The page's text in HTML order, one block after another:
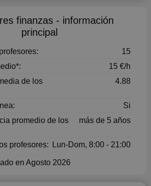
finanzas - información
principal
15
15 €/h
de los
4.88
Si
promedio de los
más de 5 años
profesores: Lun-Dom, 8:00 - 21:00
en Agosto 2026